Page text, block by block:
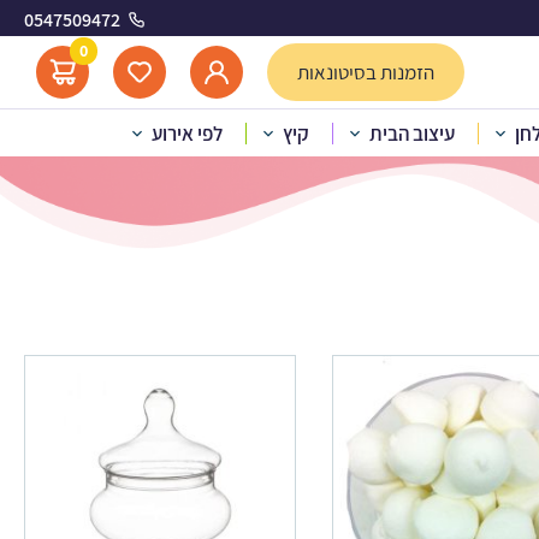
0547509472
הזמנות בסיטונאות
0
עיצוב הבית קיץ לפי אירוע